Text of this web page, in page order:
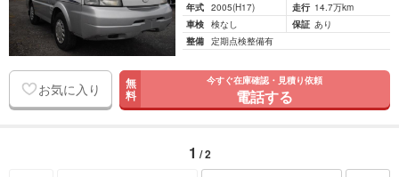
年式 2005(H17) 走行 14.7万km
車検 検なし 保証 あり
整備 定期点検整備有
お気に入り 無
料
今すぐ在庫確認・見積り依頼
電話する
1 / 2